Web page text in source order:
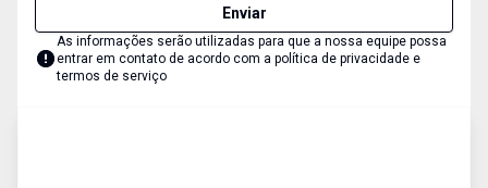
Enviar
As informações serão utilizadas para que a nossa equipe possa
entrar em contato de acordo com a política de privacidade e
termos de serviço